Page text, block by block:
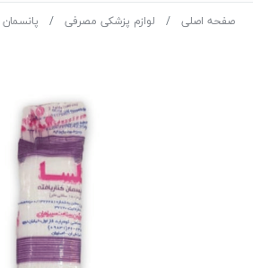
صفحه اصلی لوازم پزشکی مصرفی پانسمان